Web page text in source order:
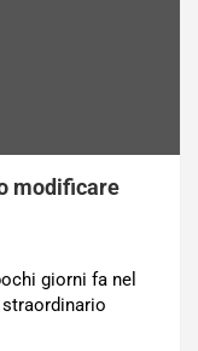
modificare
giorni fa nel